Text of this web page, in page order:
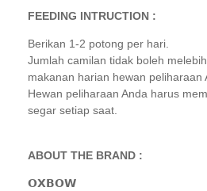
FEEDING INTRUCTION :
Berikan 1-2 potong per hari.
Jumlah camilan tidak boleh
makanan harian hewan peliharaan
Hewan peliharaan Anda harus
segar setiap saat.
ABOUT THE BRAND :
𝗢𝗫𝗕𝗢𝗪